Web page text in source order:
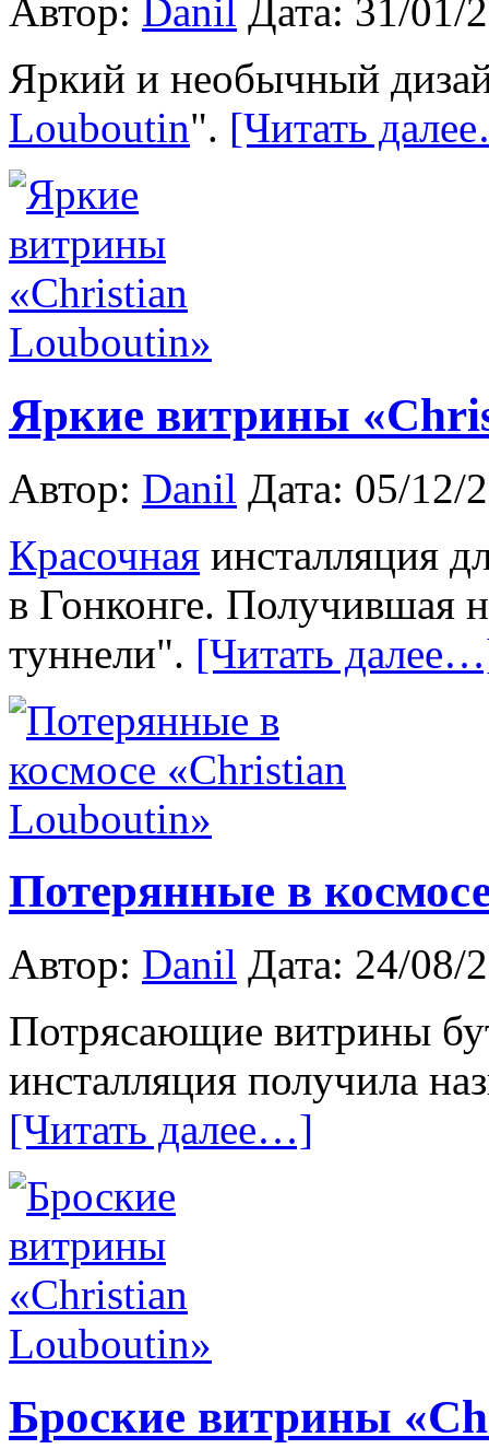
Автор: Danil Дата: 31/01/
Яркий и необычный
Louboutin". [Читать
Яркие витрины
Автор: Danil Дата: 05/12/
Красочная инсталляция
в Гонконге. Получившая
туннели". [Читать
Потерянные в
Автор: Danil Дата: 24/08/
Потрясающие витрины
инсталляция получила
[Читать далее…]
Броские витрины